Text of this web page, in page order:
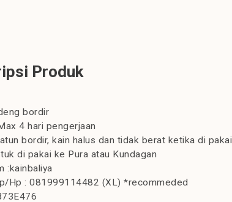
Produk
bordir
4 hari pengerjaan
bordir, kain halus dan tidak berat ketika di pakai
di pakai ke Pura atau Kundagan
:kainbaliya
Hp : 081999114482 (XL) *recommeded